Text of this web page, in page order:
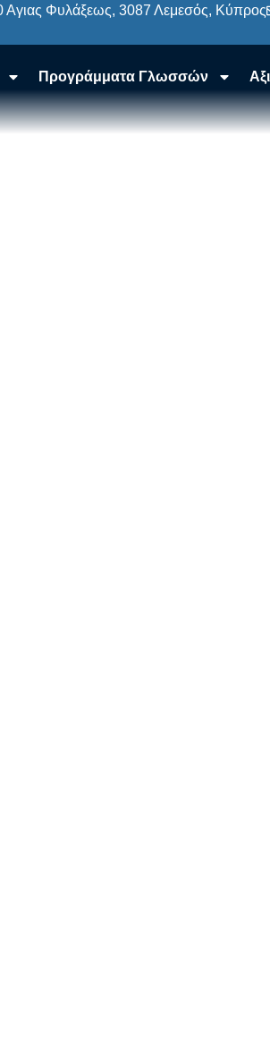
Αγιας Φυλάξεως, 3087 Λεμεσός, Κύπρος
Προγράμματα Γλωσσών